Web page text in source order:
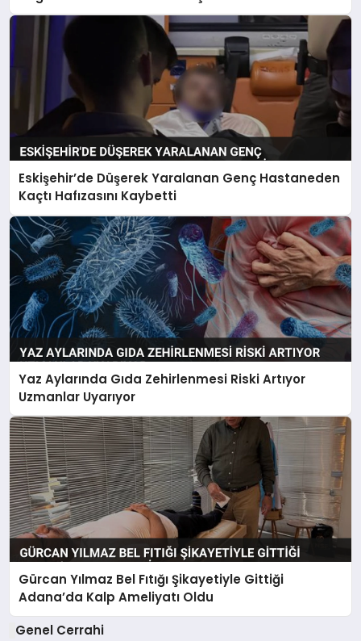
Eskişehir’de Düşerek Yaralanan Genç Hastaneden
Kaçtı Hafızasını Kaybetti
Yaz Aylarında Gıda Zehirlenmesi Riski Artıyor
Uzmanlar Uyarıyor
Gürcan Yılmaz Bel Fıtığı Şikayetiyle Gittiği
Adana’da Kalp Ameliyatı Oldu
Genel Cerrahi